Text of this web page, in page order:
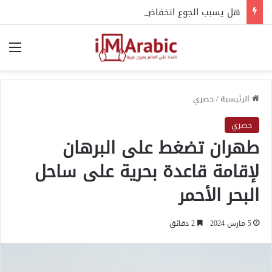
الرئيسية/حصري
حصري
طهران تضغط على البرهان
لإقامة قاعدة بحرية على ساحل
البحر الأحمر
5 مارس 2024